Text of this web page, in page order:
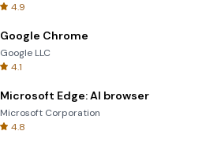
4.9
Google Chrome
Google LLC
4.1
Microsoft Edge: AI browser
Microsoft Corporation
4.8